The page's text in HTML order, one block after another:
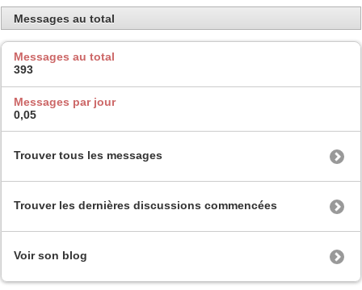
Messages au total
Messages au total
393
Messages par jour
0,05
Trouver tous les messages
Trouver les dernières discussions commencées
Voir son blog